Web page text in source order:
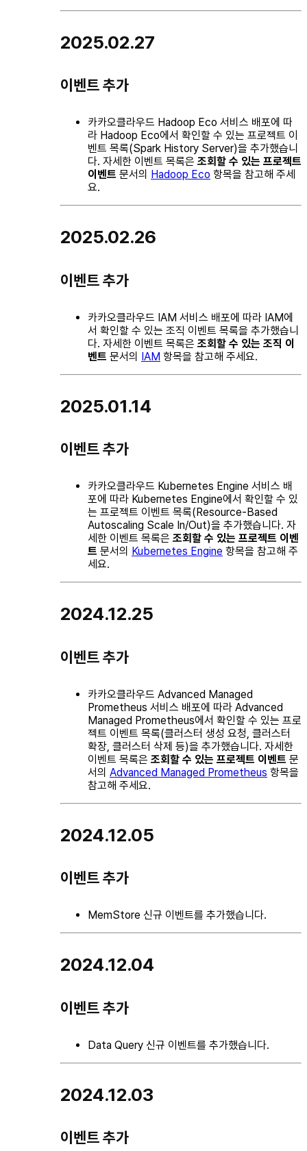
2025.02.27
이벤트 추가
카카오클라우드 Hadoop Eco 서비스 배포에 따
라 Hadoop Eco에서 확인할 수 있는 프로젝트 이
벤트 목록(Spark History Server)을 추가했습니
다. 자세한 이벤트 목록은 조회할 수 있는 프로젝트
이벤트 문서의 Hadoop Eco 항목을 참고해 주세
요.
2025.02.26
이벤트 추가
카카오클라우드 IAM 서비스 배포에 따라 IAM에
서 확인할 수 있는 조직 이벤트 목록을 추가했습니
다. 자세한 이벤트 목록은 조회할 수 있는 조직 이
벤트 문서의 IAM 항목을 참고해 주세요.
2025.01.14
이벤트 추가
카카오클라우드 Kubernetes Engine 서비스 배
포에 따라 Kubernetes Engine에서 확인할 수 있
는 프로젝트 이벤트 목록(Resource-Based
Autoscaling Scale In/Out)을 추가했습니다. 자
세한 이벤트 목록은 조회할 수 있는 프로젝트 이벤
트 문서의 Kubernetes Engine 항목을 참고해 주
세요.
2024.12.25
이벤트 추가
카카오클라우드 Advanced Managed
Prometheus 서비스 배포에 따라 Advanced
Managed Prometheus에서 확인할 수 있는 프로
젝트 이벤트 목록(클러스터 생성 요청, 클러스터
확장, 클러스터 삭제 등)을 추가했습니다. 자세한
이벤트 목록은 조회할 수 있는 프로젝트 이벤트 문
서의 Advanced Managed Prometheus 항목을
참고해 주세요.
2024.12.05
이벤트 추가
MemStore 신규 이벤트를 추가했습니다.
2024.12.04
이벤트 추가
Data Query 신규 이벤트를 추가했습니다.
2024.12.03
이벤트 추가